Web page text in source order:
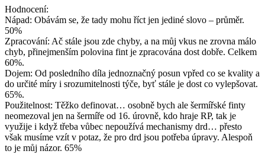
Hodnocení:
Nápad: Obávám se, že tady mohu říct jen jediné slovo – průměr.
50%
Zpracování: Ač stále jsou zde chyby, a na můj vkus ne zrovna málo
chyb, přinejmenším polovina fint je zpracována dost dobře. Celkem
60%.
Dojem: Od posledního díla jednoznačný posun vpřed co se kvality a
do určité míry i srozumitelnosti týče, byť stále je dost co vylepšovat.
65%.
Použitelnost: Těžko definovat… osobně bych ale šermířské finty
neomezoval jen na šermíře od 16. úrovně, kdo hraje RP, tak je
využije i když třeba vůbec nepoužívá mechanismy drd… přesto
však musíme vzít v potaz, že pro drd jsou potřeba úpravy. Alespoň
to je můj názor. 65%